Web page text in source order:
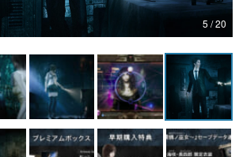
5 / 20